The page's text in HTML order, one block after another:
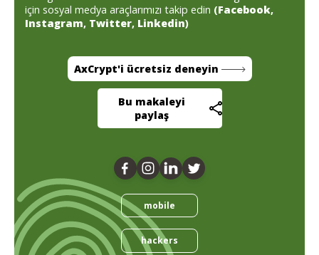
için sosyal medya araçlarımızı takip edin (Facebook,
Instagram, Twitter, Linkedin)
AxCrypt'i ücretsiz deneyin
Bu makaleyi
paylaş
mobile
hackers